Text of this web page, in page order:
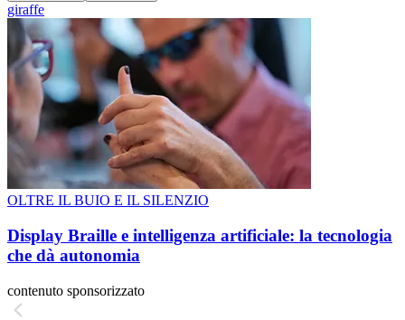
giraffe
OLTRE IL BUIO E IL SILENZIO
Display Braille e intelligenza artificiale: la tecnologia
che dà autonomia
contenuto sponsorizzato